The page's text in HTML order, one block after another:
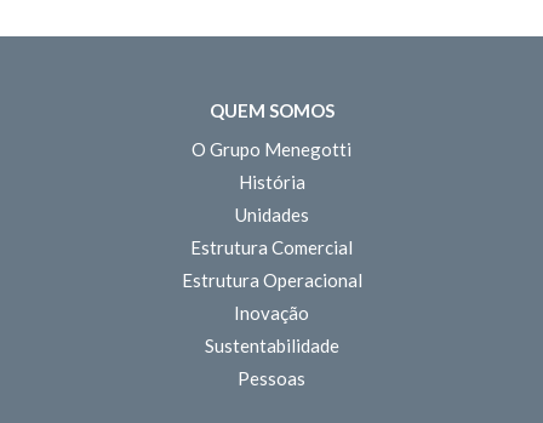
QUEM SOMOS
O Grupo Menegotti
História
Unidades
Estrutura Comercial
Estrutura Operacional
Inovação
Sustentabilidade
Pessoas